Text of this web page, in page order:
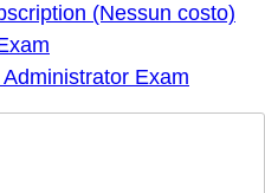
(Nessun costo)
Exam